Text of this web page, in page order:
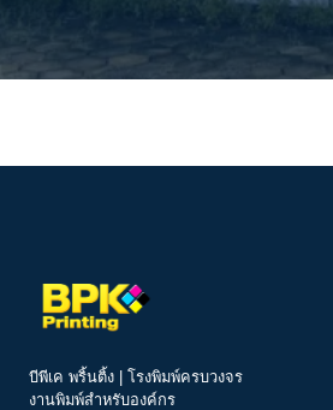
บีพีเค พริ้นติ้ง | โรงพิมพ์ครบวงจร
งานพิมพ์สำหรับองค์กร